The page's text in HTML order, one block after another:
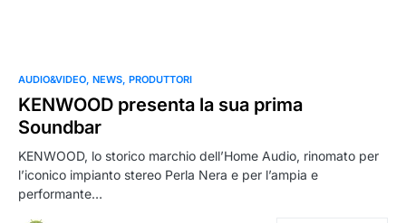
AUDIO&VIDEO NEWS PRODUTTORI
KENWOOD presenta la sua prima
Soundbar
KENWOOD, lo storico marchio dell’Home Audio, rinomato per
l’iconico impianto stereo Perla Nera e per l’ampia e
performante…